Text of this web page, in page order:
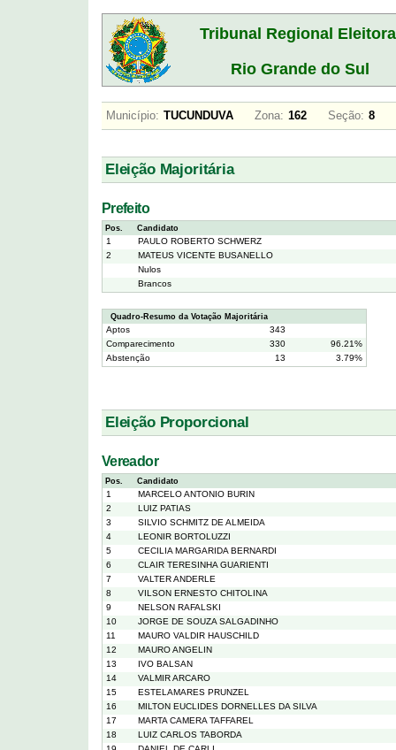
Tribunal Regional
Rio Grande do Sul
Município: TUCUNDUVA Zona: 162 Seção: 8
Eleição Majoritária
Prefeito
Pos. Candidato
1
PAULO ROBERTO SCHWERZ
2
MATEUS VICENTE BUSANELLO
Nulos
Brancos
Quadro-Resumo da Votação Majoritária
Aptos
343
Comparecimento
330
96.21%
Abstenção
13 3.79%
Eleição Proporcional
Vereador
Pos. Candidato
1
MARCELO ANTONIO BURIN
2
LUIZ PATIAS
3
SILVIO SCHMITZ DE ALMEIDA
4
LEONIR BORTOLUZZI
5
CECILIA MARGARIDA BERNARDI
6
CLAIR TERESINHA GUARIENTI
7
VALTER ANDERLE
8
VILSON ERNESTO CHITOLINA
9
NELSON RAFALSKI
10
JORGE DE SOUZA SALGADINHO
11
MAURO VALDIR HAUSCHILD
12
MAURO ANGELIN
13
IVO BALSAN
14
VALMIR ARCARO
15
ESTELAMARES PRUNZEL
16
MILTON EUCLIDES DORNELLES DA SILVA
17
MARTA CAMERA TAFFAREL
18
LUIZ CARLOS TABORDA